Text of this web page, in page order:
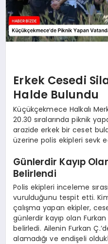
Erkek Cesedi
Halde Bulundu
Küçükçekmece Halkalı
20.30 sıralarında piknik
arazide erkek bir ceset
üzerine polis ekipleri sevk
Günlerdir Kayıp
Belirlendi
Polis ekipleri inceleme
vurulduğunu tespit etti.
çalışma yapan ekipler,
günlerdir kayıp olan
belirledi. Ailenin Furkan
alamadığı ve endişeli